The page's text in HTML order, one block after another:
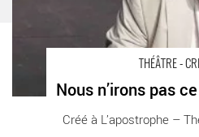
THÉÂTRE -
Nous n’irons pas